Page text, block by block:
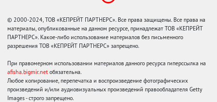
© 2000-2024, ТОВ «КЕПРЕЙТ ПАРТНЕРС». Все права защищены. Все права на
материалы, опубликованные на данном ресурсе, принадлежат ТОВ «КЕПРЕЙТ
ПАРТНЕРС». Какое-либо использование материалов без письменного
разрешения ТОВ «КЕПРЕЙТ ПАРТНЕРС» запрещено.
При правомерном использовании материалов данного ресурса гиперссылка на
afisha.bigmir.net обязательна.
Любое копирование, перепечатка и воспроизведение фотографических
произведений и/или аудиовизуальных произведений правообладателя Getty
Images - строго запрещено.